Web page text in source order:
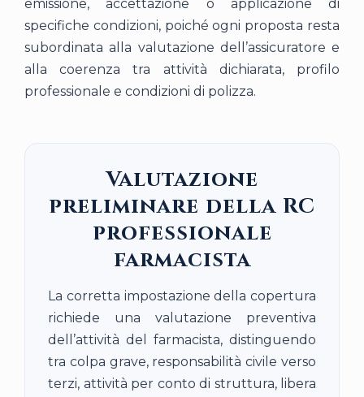
emissione, accettazione o applicazione di
specifiche condizioni, poiché ogni proposta resta
subordinata alla valutazione dell’assicuratore e
alla coerenza tra attività dichiarata, profilo
professionale e condizioni di polizza.
Valutazione
preliminare della RC
professionale
farmacista
La corretta impostazione della copertura
richiede una valutazione preventiva
dell’attività del farmacista, distinguendo
tra colpa grave, responsabilità civile verso
terzi, attività per conto di struttura, libera